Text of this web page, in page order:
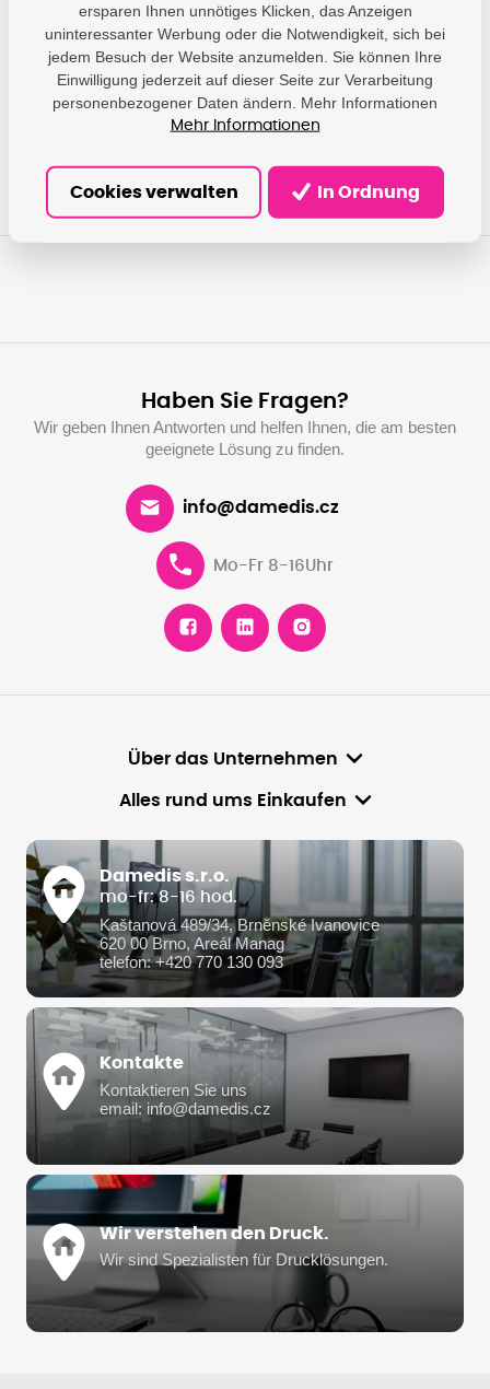
Producer
Canon - Canon
Deutschland GMBH;
Europark Fichtenhain A
A10, 47807 Krefeld,
DE;
impressum@canon.de
Haben Sie Fragen?
Wir geben Ihnen Antworten und helfen Ihnen, die am besten
geeignete Lösung zu finden.
info@damedis.cz
Mo-Fr 8-16Uhr
Über das Unternehmen
Alles rund ums Einkaufen
Damedis s.r.o.
mo-fr: 8-16 hod.
Kaštanová 489/34, Brněnské Ivanovice
620 00 Brno, Areál Manag
telefon: +420 770 130 093
Kontakte
Kontaktieren Sie uns
email: info@damedis.cz
Wir verstehen den Druck.
Wir sind Spezialisten für Drucklösungen.
ersparen Ihnen unnötiges Klicken, das Anzeigen
uninteressanter Werbung oder die Notwendigkeit, sich bei
jedem Besuch der Website anzumelden. Sie können Ihre
Einwilligung jederzeit auf dieser Seite zur Verarbeitung
personenbezogener Daten ändern. Mehr Informationen
Mehr Informationen
Cookies verwalten In Ordnung